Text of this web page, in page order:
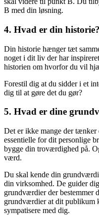
B med din løsning.
4. Hvad er din historie?
Din historie hænger tæt
noget i dit liv der har
historien om hvorfor du vil
Forestil dig at du sidder i et
dig til at gøre det du gør?
5. Hvad er dine
Det er ikke mange der
essentielle for dit personlige
bygge din troværdighed på.
værd.
Du skal kende din
din virksomhed. De guider
grundværdier der bestemmer
grundværdier at dit publikum
sympatisere med dig.